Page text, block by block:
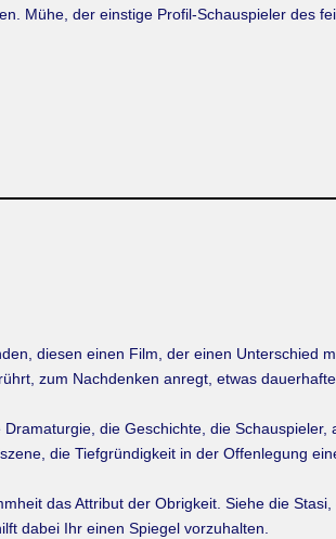
Mühe, der einstige Profil-Schauspieler des
diesen einen Film, der einen Unterschied
zum Nachdenken anregt, etwas
die Geschichte, die Schauspieler,
die Tiefgründigkeit in der Offenlegung
das Attribut der Obrigkeit. Siehe die
dabei Ihr einen Spiegel vorzuhalten.